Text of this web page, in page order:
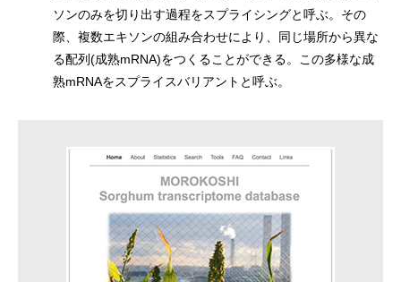
ソンのみを切り出す過程をスプライシングと呼ぶ。その
際、複数エキソンの組み合わせにより、同じ場所から異な
る配列(成熟mRNA)をつくることができる。この多様な成
熟mRNAをスプライスバリアントと呼ぶ。